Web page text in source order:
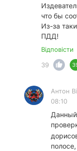
что бы
Из-за
ПДД!
Відповісти
39
Антон
08:10